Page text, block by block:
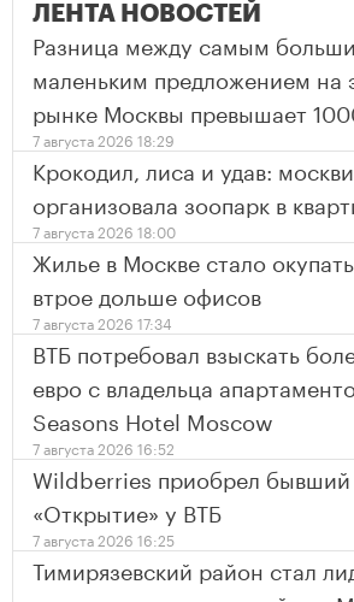
ЛЕНТА НОВОСТЕЙ
Разница между самым
маленьким предложением на
рынке Москвы превышает
7 августа 2026 18:29
Крокодил, лиса и удав:
организовала зоопарк в
7 августа 2026 18:00
Жилье в Москве стало
втрое дольше офисов
7 августа 2026 17:34
ВТБ потребовал взыскать
евро с владельца
Seasons Hotel Moscow
7 августа 2026 16:52
Wildberries приобрел
«Открытие» у ВТБ
7 августа 2026 16:25
Тимирязевский район стал